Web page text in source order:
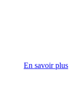
En savoir plus